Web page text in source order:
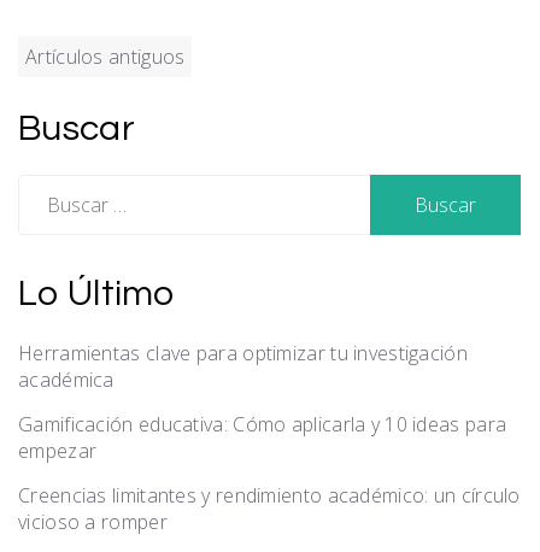
Navegación
entradas
Artículos antiguos
Buscar
Lo Último
Herramientas clave para optimizar tu investigación
académica
Gamificación educativa: Cómo aplicarla y 10 ideas para
empezar
Creencias limitantes y rendimiento académico: un círculo
vicioso a romper